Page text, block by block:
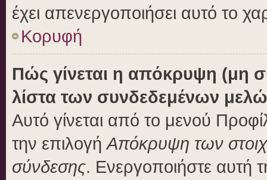
έχει απενεργοποιήσει αυτό το
Κορυφή
Πώς γίνεται η απόκρυψη (μη
λίστα των συνδεδεμένων
Αυτό γίνεται από το μενού
την επιλογήΑπόκρυψη των
σύνδεσης. Ενεργοποιήστε αυτή